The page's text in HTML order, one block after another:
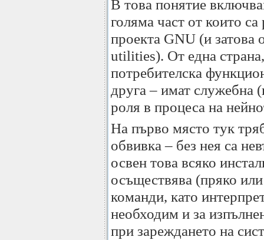
В това понятие
голяма част от които
проекта GNU (и
utilities). От една
потребителска
друга – имат служебна
роля в процеса на
На първо място тук
обвивка – без нея са
освен това всяко
осъществява (пряко
команди, като
необходим и за
при зареждането на